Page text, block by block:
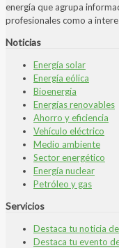
energía que agrupa
profesionales como a
Noticias
Energía solar
Energía eólica
Bioenergía
Energías renovables
Ahorro y eficiencia
Vehículo eléctrico
Medio ambiente
Sector energético
Energía nuclear
Petróleo y gas
Servicios
Destaca tu noticia
Destaca tu evento